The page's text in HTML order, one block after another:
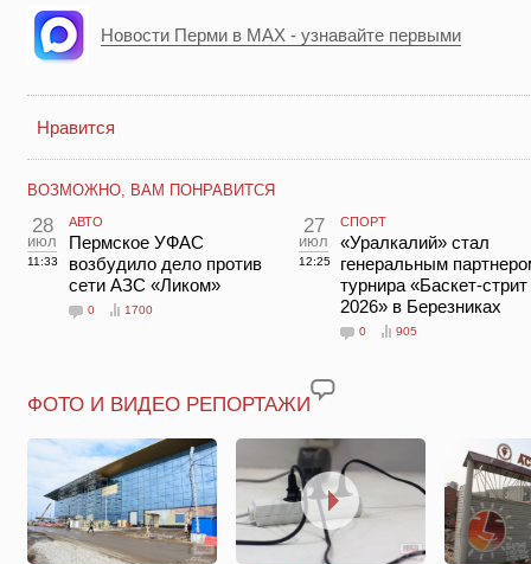
Новости Перми в MAX - узнавайте первыми
Нравится
ВОЗМОЖНО, ВАМ ПОНРАВИТСЯ
28
июл
11:33
АВТО
Пермское УФАС
возбудило дело против
сети АЗС «Ликом»
0 1700
27
июл
12:25
СПОРТ
«Уралкалий» стал
генеральным
турнира «Баскет-стрит
2026» в Березниках
0 905
ФОТО И ВИДЕО РЕПОРТАЖИ